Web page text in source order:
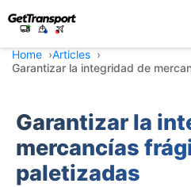
Home
Articles
Garantizar la integridad de
Garantizar la
mercancías
paletizadas